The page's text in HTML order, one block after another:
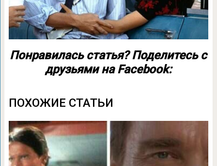
Понравилась статья? Поделитесь с
друзьями на Facebook:
ПОХОЖИЕ СТАТЬИ